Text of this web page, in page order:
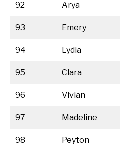
92 Arya
93 Emery
94 Lydia
95 Clara
96 Vivian
97 Madeline
98 Peyton